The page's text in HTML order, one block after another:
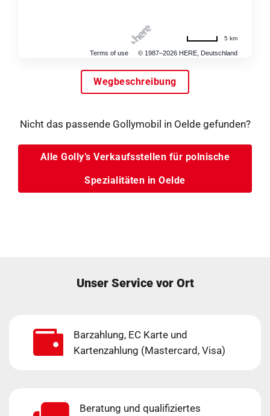
Terms of use © 1987–2026 HERE, Deutschland
5 km
Wegbeschreibung
Nicht das passende Gollymobil in Oelde gefunden?
Alle Golly’s Verkaufsstellen für polnische
Spezialitäten in Oelde
Unser Service vor Ort
Barzahlung, EC Karte und
Kartenzahlung (Mastercard, Visa)
Beratung und qualifiziertes